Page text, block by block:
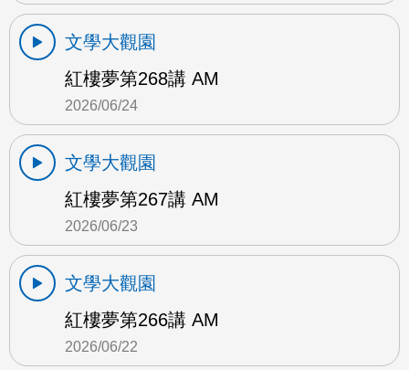
文學大觀園
紅樓夢第268講 AM
2026/06/24
文學大觀園
紅樓夢第267講 AM
2026/06/23
文學大觀園
紅樓夢第266講 AM
2026/06/22